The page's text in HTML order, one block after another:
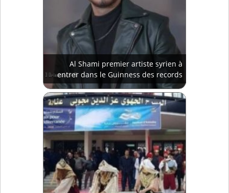
Al Shami premier artiste syrien à
entrer dans le Guinness des records